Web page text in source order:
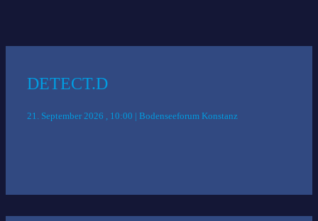
DETECT.D
21. September 2026 , 10:00 | Bodenseeforum Konstanz